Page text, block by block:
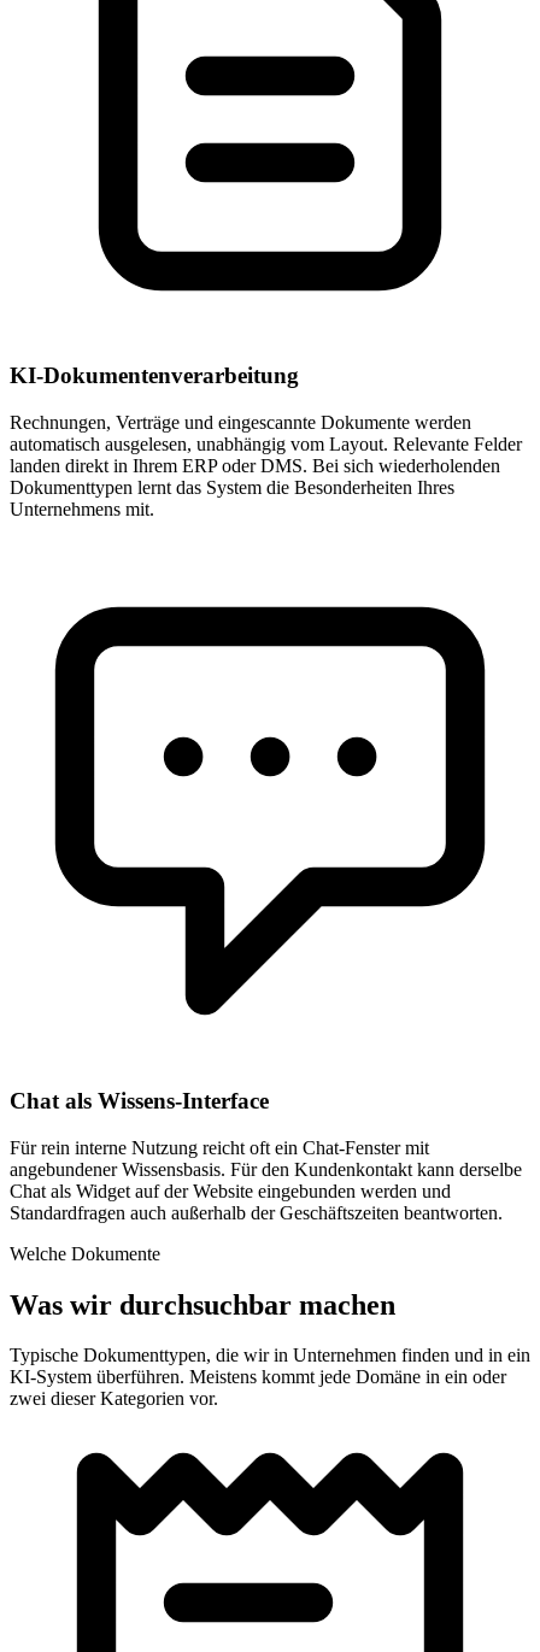
KI-Dokumentenverarbeitung
Rechnungen, Verträge und eingescannte Dokumente werden
automatisch ausgelesen, unabhängig vom Layout. Relevante Felder
landen direkt in Ihrem ERP oder DMS. Bei sich wiederholenden
Dokumenttypen lernt das System die Besonderheiten Ihres
Unternehmens mit.
Chat als Wissens-Interface
Für rein interne Nutzung reicht oft ein Chat-Fenster mit
angebundener Wissensbasis. Für den Kundenkontakt kann derselbe
Chat als Widget auf der Website eingebunden werden und
Standardfragen auch außerhalb der Geschäftszeiten beantworten.
Welche Dokumente
Was wir durchsuchbar machen
Typische Dokumenttypen, die wir in Unternehmen finden und in ein
KI-System überführen. Meistens kommt jede Domäne in ein oder
zwei dieser Kategorien vor.